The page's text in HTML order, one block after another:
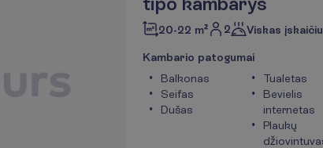
20-22 m² 2 Viskas
Kambario patogumai
Balkonas
Seifas
Dušas
Tualetas
Bevielis
internetas
Plaukų